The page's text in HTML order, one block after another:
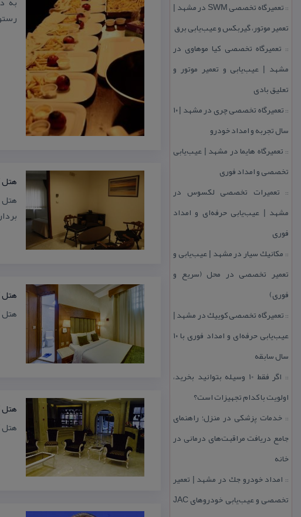
::
تعمیرگاه تخصصی SWM در مشهد |
تعمیر موتور، گیربكس و عیب‌یابی برق
:: تعمیرگاه تخصصی كیا موهاوی در
مشهد | عیب‌یابی و تعمیر موتور و
تعلیق بادی
::
تعمیرگاه تخصصی چری در مشهد | ۱۰
سال تجربه و امداد خودرو
:: تعمیرگاه هایما در مشهد | عیب‌یابی
تخصصی و امداد فوری
:: تعمیرات تخصصی لكسوس در
مشهد | عیب‌یابی حرفه‌ای و امداد
فوری
:: مكانیك سیار در مشهد | عیب‌یابی و
تعمیر تخصصی در محل (سریع و
فوری)
:: تعمیرگاه تخصصی كوییك در مشهد |
عیب‌یابی حرفه‌ای و امداد فوری با ۱۰
سال سابقه
::
اگر فقط 10 وسیله بتوانید بخرید،
اولویت با كدام تجهیزات است؟
:: خدمات پزشكی در منزل؛ راهنمای
جامع دریافت مراقبت‌های درمانی در
خانه
:: امداد خودرو جك در مشهد | تعمیر
تخصصی و عیب‌یابی خودروهای JAC
هتل
برداری
هتل
هتل